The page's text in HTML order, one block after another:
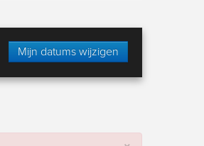
Mijn datums wijzigen